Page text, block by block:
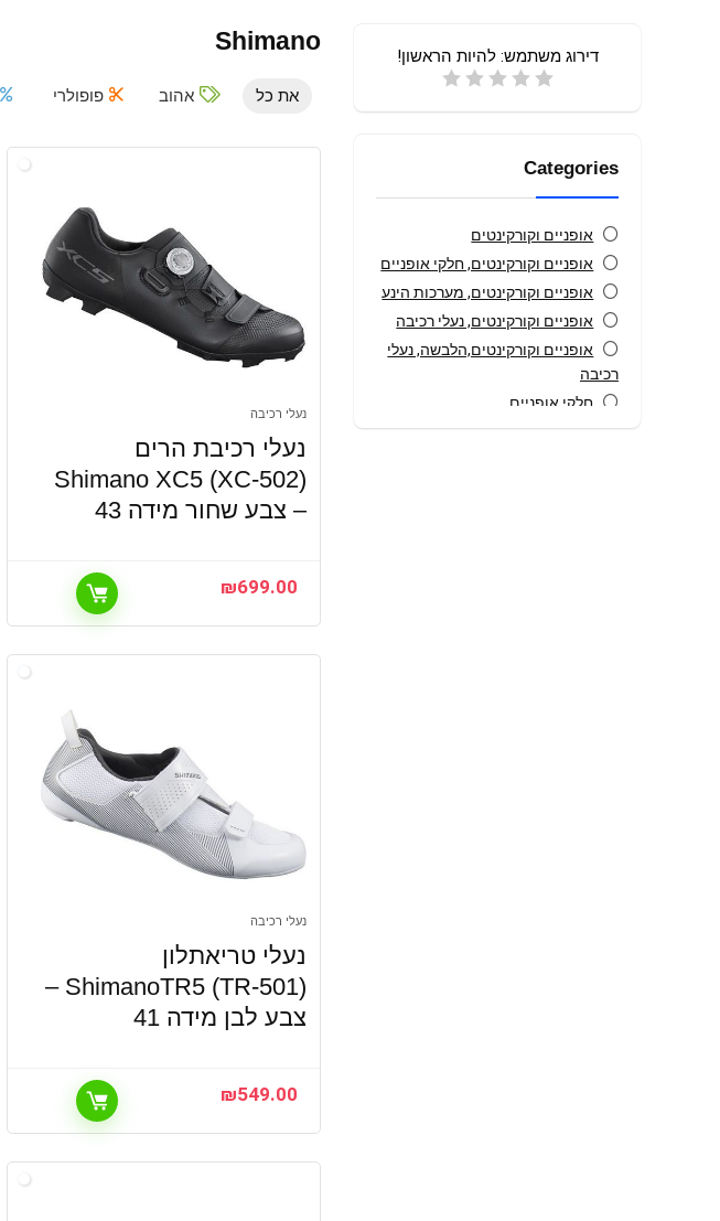
Shimano
דירוג משתמש:להיות הראשון!
Categories
אופניים וקורקינטים
אופניים וקורקינטים, חלקי אופניים
אופניים וקורקינטים, מערכות הינע
אופניים וקורקינטים, נעלי רכיבה
אופניים וקורקינטים,הלבשה, נעלי
רכיבה
חלקי אופניים
מערכות הינע
את כל אהוב פופולרי
נעלי רכיבה
נעלי רכיבת הרים
Shimano XC5 (XC-502)
– צבע שחור מידה 43
₪699.00
נעלי רכיבה
נעלי טריאתלון
ShimanoTR5 (TR-501) –
צבע לבן מידה 41
₪549.00